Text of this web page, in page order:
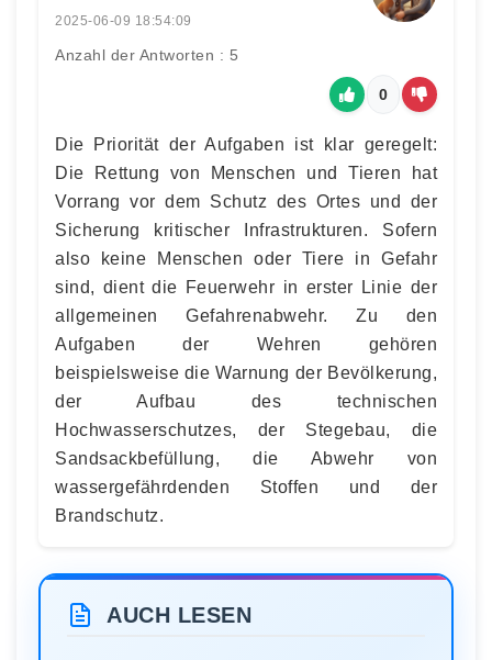
2025-06-09 18:54:09
Anzahl der Antworten : 5
0
Die Priorität der Aufgaben ist klar geregelt:
Die Rettung von Menschen und Tieren hat
Vorrang vor dem Schutz des Ortes und der
Sicherung kritischer Infrastrukturen. Sofern
also keine Menschen oder Tiere in Gefahr
sind, dient die Feuerwehr in erster Linie der
allgemeinen Gefahrenabwehr. Zu den
Aufgaben der Wehren gehören
beispielsweise die Warnung der Bevölkerung,
der Aufbau des technischen
Hochwasserschutzes, der Stegebau, die
Sandsackbefüllung, die Abwehr von
wassergefährdenden Stoffen und der
Brandschutz.
AUCH LESEN